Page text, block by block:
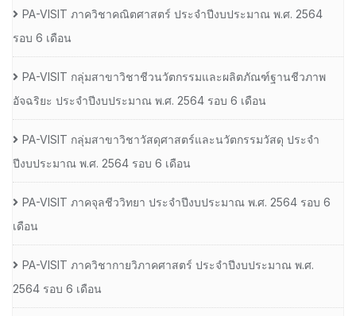
PA-VISIT ภาควิชาคณิตศาสตร์ ประจำปีงบประมาณ พ.ศ. 2564
รอบ 6 เดือน
PA-VISIT กลุ่มสาขาวิชาชีวนวัตกรรมและผลิตภัณฑ์ฐานชีวภาพ
อัจฉริยะ ประจำปีงบประมาณ พ.ศ. 2564 รอบ 6 เดือน
PA-VISIT กลุ่มสาขาวิชาวัสดุศาสตร์และนวัตกรรมวัสดุ ประจำ
ปีงบประมาณ พ.ศ. 2564 รอบ 6 เดือน
PA-VISIT ภาคจุลชีววิทยา ประจำปีงบประมาณ พ.ศ. 2564 รอบ 6
เดือน
PA-VISIT ภาควิชากายวิภาคศาสตร์ ประจำปีงบประมาณ พ.ศ.
2564 รอบ 6 เดือน